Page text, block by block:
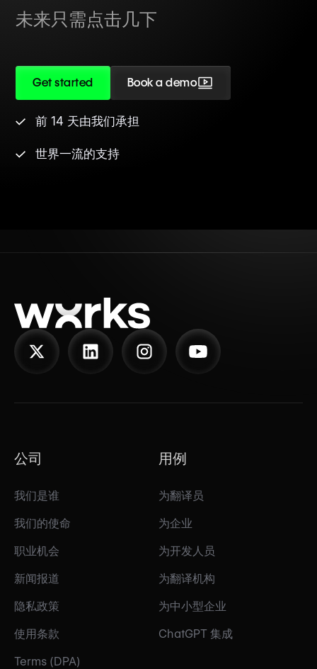
未来只需点击几下
Get started Book a demo
前 14 天由我们承担
世界一流的支持
公司
我们是谁
我们的使命
职业机会
新闻报道
隐私政策
使用条款
Terms (DPA)
用例
为翻译员
为企业
为开发人员
为翻译机构
为中小型企业
ChatGPT 集成